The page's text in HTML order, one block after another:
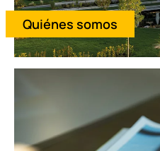
Quiénes somos